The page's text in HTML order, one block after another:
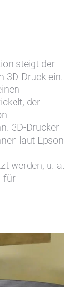
steigt der
3D-Druck ein.
der
3D-Drucker
laut Epson
werden, u. a.
für